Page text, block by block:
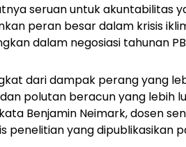
seruan untuk akuntabilitas
peran besar dalam krisis
dalam negosiasi tahunan
dari dampak perang yang
polutan beracun yang lebih
Benjamin Neimark, dosen
penelitian yang dipublikasikan